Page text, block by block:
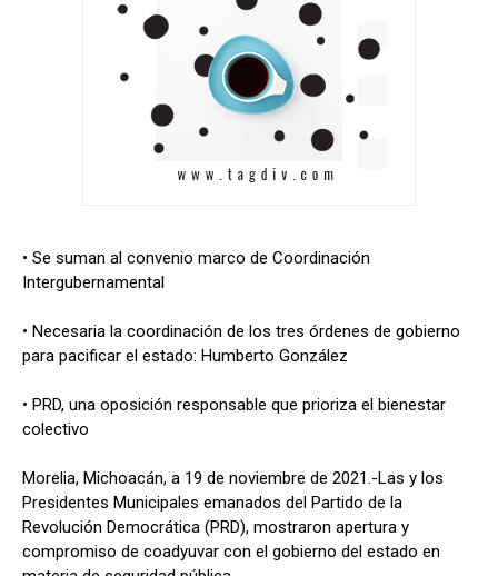
• Se suman al convenio marco de Coordinación
Intergubernamental
• Necesaria la coordinación de los tres órdenes de gobierno
para pacificar el estado: Humberto González
• PRD, una oposición responsable que prioriza el bienestar
colectivo
Morelia, Michoacán, a 19 de noviembre de 2021.-Las y los
Presidentes Municipales emanados del Partido de la
Revolución Democrática (PRD), mostraron apertura y
compromiso de coadyuvar con el gobierno del estado en